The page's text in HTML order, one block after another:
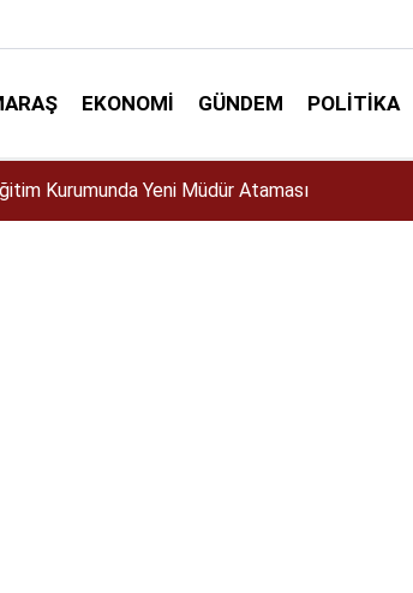
EKONOMI GÜNDEM POLITIKA
geliyor!